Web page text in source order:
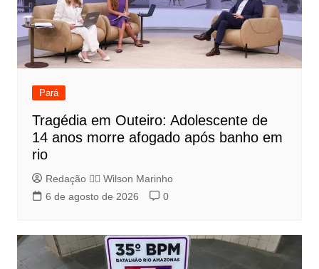
Pará
Tragédia em Outeiro: Adolescente de
14 anos morre afogado após banho em
rio
Redação 👨‍⚖️​ Wilson Marinho
6 de agosto de 2026
0